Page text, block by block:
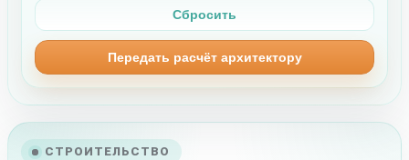
СТРОИТЕЛЬСТВО
Сбросить
Передать расчёт архитектору